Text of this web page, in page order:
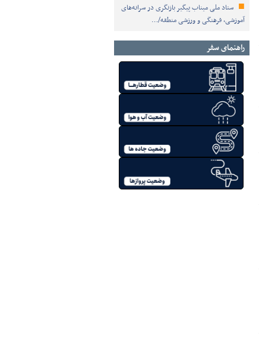
ستاد ملی میناب پیگیر بازنگری در سرانه‌های
آموزشی، فرهنگی و ورزشی منطقه/…
راهنمای سفر